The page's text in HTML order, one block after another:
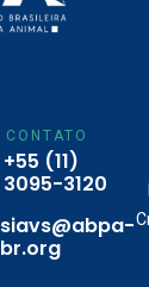
CONTATO
+55 (11)
3095-3120
siavs@abpa-
br.org